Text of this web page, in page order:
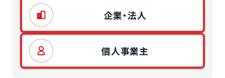
企業・法人
個人事業主